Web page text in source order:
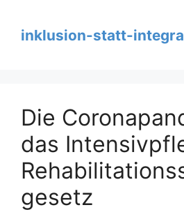
springeninklusion-statt-
Die
das
gesetz